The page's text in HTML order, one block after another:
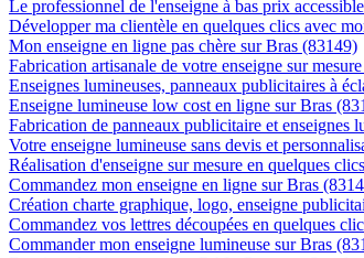
Le professionnel de l'enseigne à bas prix
Développer ma clientèle en quelques clics avec
Mon enseigne en ligne pas chère sur Bras (83149)
Fabrication artisanale de votre enseigne sur
Enseignes lumineuses, panneaux publicitaires à
Enseigne lumineuse low cost en ligne sur Bras
Fabrication de panneaux publicitaire et enseignes
Votre enseigne lumineuse sans devis et
Réalisation d'enseigne sur mesure en quelques
Commandez mon enseigne en ligne sur Bras
Création charte graphique, logo, enseigne
Commandez vos lettres découpées en quelques
Commander mon enseigne lumineuse sur Bras